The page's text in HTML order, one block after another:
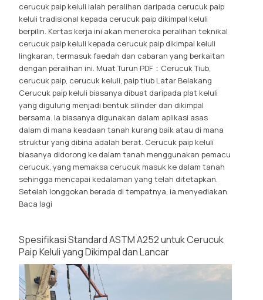
cerucuk paip keluli ialah peralihan daripada cerucuk paip
keluli tradisional kepada cerucuk paip dikimpal keluli
berpilin. Kertas kerja ini akan meneroka peralihan teknikal
cerucuk paip keluli kepada cerucuk paip dikimpal keluli
lingkaran, termasuk faedah dan cabaran yang berkaitan
dengan peralihan ini. Muat Turun PDF：Cerucuk Tiub,
cerucuk paip, cerucuk keluli, paip tiub Latar Belakang
Cerucuk paip keluli biasanya dibuat daripada plat keluli
yang digulung menjadi bentuk silinder dan dikimpal
bersama. Ia biasanya digunakan dalam aplikasi asas
dalam di mana keadaan tanah kurang baik atau di mana
struktur yang dibina adalah berat. Cerucuk paip keluli
biasanya didorong ke dalam tanah menggunakan pemacu
cerucuk, yang memaksa cerucuk masuk ke dalam tanah
sehingga mencapai kedalaman yang telah ditetapkan.
Setelah longgokan berada di tempatnya, ia menyediakan
Baca lagi
Spesifikasi Standard ASTM A252 untuk Cerucuk
Paip Keluli yang Dikimpal dan Lancar